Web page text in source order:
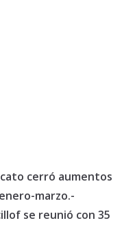
cerró aumentos
marzo.-
se reunió con 35